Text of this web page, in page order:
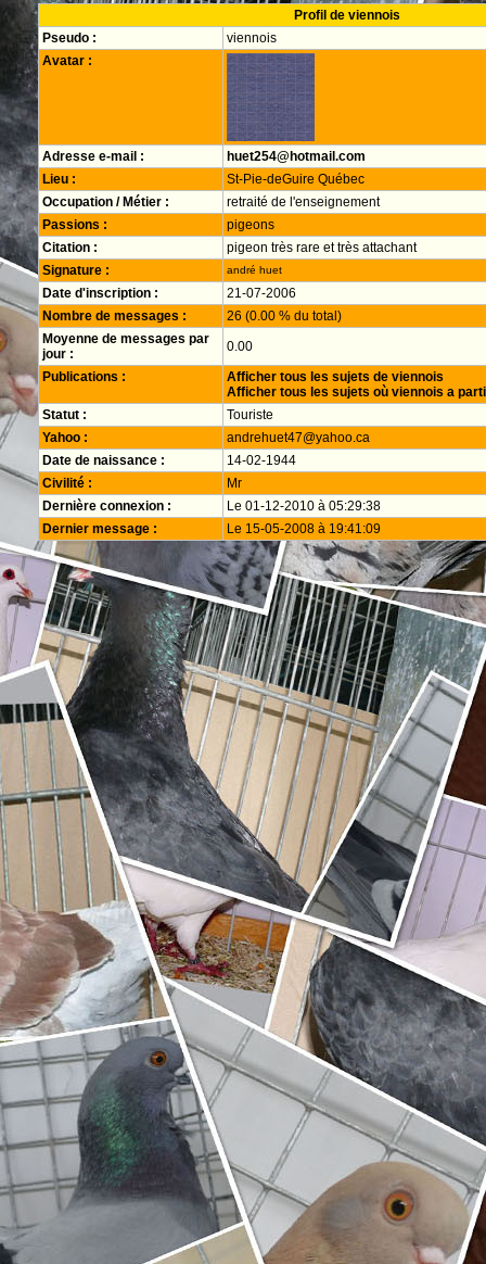
Profil de viennois
Pseudo :
viennois
Avatar :
Adresse e-mail :
huet254@hotmail.com
Lieu :
St-Pie-deGuire Québec
Occupation / Métier :
retraité de l'enseignement
Passions :
pigeons
Citation :
pigeon très rare et très attachant
Signature :
andré huet
Date d'inscription :
21-07-2006
Nombre de messages :
26 (0.00 % du total)
Moyenne de messages par
jour :
0.00
Publications :
Afficher tous les sujets de viennois
Afficher tous les sujets où viennois a
Statut :
Touriste
Yahoo :
andrehuet47@yahoo.ca
Date de naissance :
14-02-1944
Civilité :
Mr
Dernière connexion :
Le 01-12-2010 à 05:29:38
Dernier message :
Le 15-05-2008 à 19:41:09